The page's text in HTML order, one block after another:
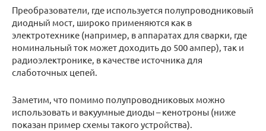
Преобразователи, где используется полупроводниковый
диодный мост, широко применяются как в
электротехнике (например, в аппаратах для сварки, где
номинальный ток может доходить до 500 ампер), так и
радиоэлектронике, в качестве источника для
слаботочных цепей.
Заметим, что помимо полупроводниковых можно
использовать и вакуумные диоды – кенотроны (ниже
показан пример схемы такого устройства).